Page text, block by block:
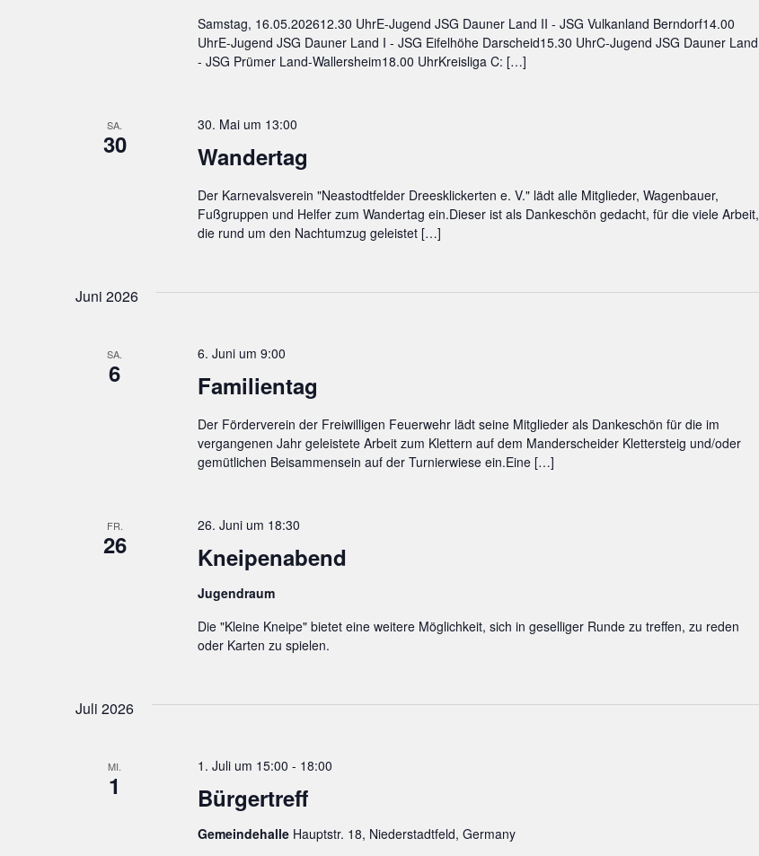
Samstag, 16.05.202612.30 UhrE-Jugend JSG Dauner Land II - JSG Vulkanland Berndorf14.00
UhrE-Jugend JSG Dauner Land I - JSG Eifelhöhe Darscheid15.30 UhrC-Jugend JSG Dauner Land
- JSG Prümer Land-Wallersheim18.00 UhrKreisliga C: […]
SA.
30 Wandertag
30. Mai um 13:00
Der Karnevalsverein "Neastodtfelder Dreesklickerten e. V." lädt alle Mitglieder, Wagenbauer,
Fußgruppen und Helfer zum Wandertag ein.Dieser ist als Dankeschön gedacht, für die viele Arbeit,
die rund um den Nachtumzug geleistet […]
Juni 2026
SA.
6 Familientag
6. Juni um 9:00
Der Förderverein der Freiwilligen Feuerwehr lädt seine Mitglieder als Dankeschön für die im
vergangenen Jahr geleistete Arbeit zum Klettern auf dem Manderscheider Klettersteig und/oder
gemütlichen Beisammensein auf der Turnierwiese ein.Eine […]
FR.
26 Kneipenabend
26. Juni um 18:30
Jugendraum
Die "Kleine Kneipe" bietet eine weitere Möglichkeit, sich in geselliger Runde zu treffen, zu reden
oder Karten zu spielen.
Juli 2026
MI.
1 Bürgertreff
1. Juli um 15:00 - 18:00
Gemeindehalle Hauptstr. 18, Niederstadtfeld, Germany